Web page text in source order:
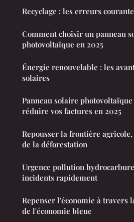
Recyclage : les erreurs
Comment choisir un panneau
photovoltaïque en 2025
Énergie renouvelable : les
solaires
Panneau solaire
réduire vos factures en 2025
Repousser la frontière
de la déforestation
Urgence pollution
incidents rapidement
Repenser l'économie à travers
de l'économie bleue